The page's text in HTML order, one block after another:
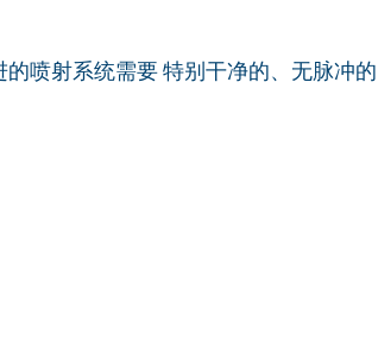
喷射系统需要 特别干净的、无脉冲的